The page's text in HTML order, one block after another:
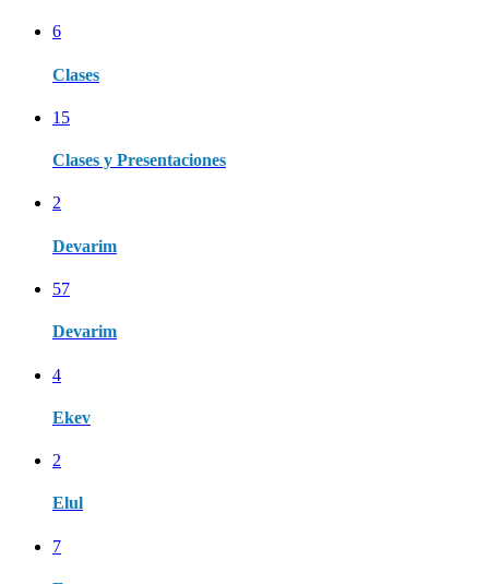
6
Clases
15
Clases y Presentaciones
2
Devarim
57
Devarim
4
Ekev
2
Elul
7